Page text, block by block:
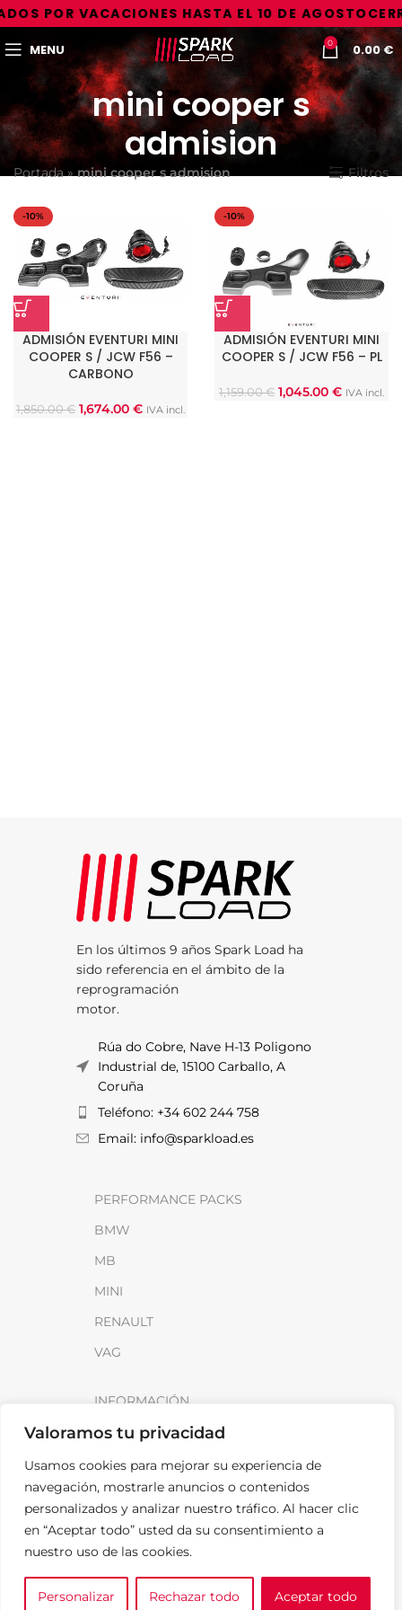
Valoramos tu privacidad
Usamos cookies para mejorar su experiencia de
navegación, mostrarle anuncios o contenidos
personalizados y analizar nuestro tráfico. Al hacer clic
en “Aceptar todo” usted da su consentimiento a
nuestro uso de las cookies.
Personalizar Rechazar todo Aceptar todo
POR VACACIONES HASTA EL 10 DE AGOSTO
MENU 0 0.00€
mini cooper s
admision
Portada»mini cooper s admision Filtros
-10%
ADMISIÓN EVENTURI MINI
COOPER S / JCW F56 –
CARBONO
1,850.00€ 1,674.00 € IVA incl.
-10%
ADMISIÓN EVENTURI MINI
COOPER S / JCW F56 – PL
1,159.00€ 1,045.00 € IVA incl.
En los últimos 9 años Spark Load ha
sido referencia en el ámbito de la
reprogramación
motor.
Rúa do Cobre, Nave H-13 Poligono
Industrial de, 15100 Carballo, A
Coruña
Teléfono: +34 602 244 758
Email: info@sparkload.es
PERFORMANCE PACKS
BMW
MB
MINI
RENAULT
VAG
INFORMACIÓN
Sobre SparkLoad
Distribuidores
FAQ
Contacto
Noticias
LEGAL
0